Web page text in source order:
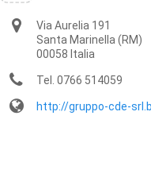
Via Aurelia 191
Santa Marinella (RM)
00058 Italia
Tel. 0766 514059
http://gruppo-cde-